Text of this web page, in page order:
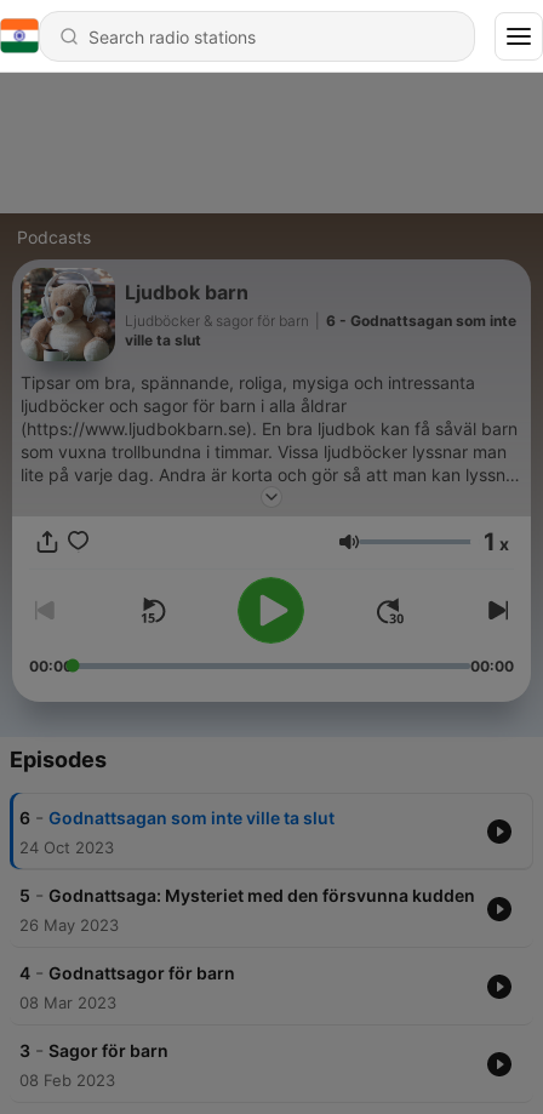
Podcasts
Ljudbok barn
Ljudböcker & sagor för barn
6 - Godnattsagan som inte
ville ta slut
Tipsar om bra, spännande, roliga, mysiga och intressanta
ljudböcker och sagor för barn i alla åldrar
(https://www.ljudbokbarn.se). En bra ljudbok kan få såväl barn
som vuxna trollbundna i timmar. Vissa ljudböcker lyssnar man
lite på varje dag. Andra är korta och gör så att man kan lyssna
på samma saga om och om igen. Det är alltid bra att ha några
och behöver ha ny underhållning till barnen. Vi tipsar förstås
bra godnattsaga innan man ska sova. Vi hoppas att du ska ha
nytta av våra tips! Du hittar de flesta sagor & ljudböcker vi
https://open.spotify.com/playlist/2vlEFpAvYn5pUwaRFXDoq0?
Volume 1 x
00:00 00:00
Episodes
6 - Godnattsagan som inte ville ta slut
24 Oct 2023
5 - Godnattsaga: Mysteriet med den försvunna kudden
26 May 2023
4 - Godnattsagor för barn
08 Mar 2023
3 - Sagor för barn
08 Feb 2023